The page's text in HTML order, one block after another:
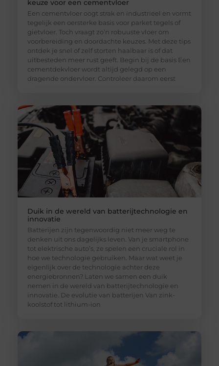
keuze voor een cementvloer
Een cementvloer oogt strak en industrieel en vormt
tegelijk een oersterke basis voor parket tegels of
gietvloer. Toch vraagt zo’n robuuste vloer om
voorbereiding en doordachte keuzes. Met deze tips
ontdek je snel of zelf storten haalbaar is of dat
uitbesteden meer rust geeft. Begin bij de basis Een
cementdekvloer wordt altijd gelegd op een
dragende ondervloer. Controleer daarom eerst
Duik in de wereld van batterijtechnologie en
innovatie
Batterijen zijn tegenwoordig niet meer weg te
denken uit ons dagelijks leven. Van je smartphone
tot elektrische auto’s, ze spelen een cruciale rol in
hoe we technologie gebruiken. Maar wat weet je
eigenlijk over de technologie achter deze
energiebronnen? Laten we samen een duik
nemen in de wereld van batterijtechnologie en
innovatie. De evolutie van batterijen Van zink-
koolstof tot lithium-ion